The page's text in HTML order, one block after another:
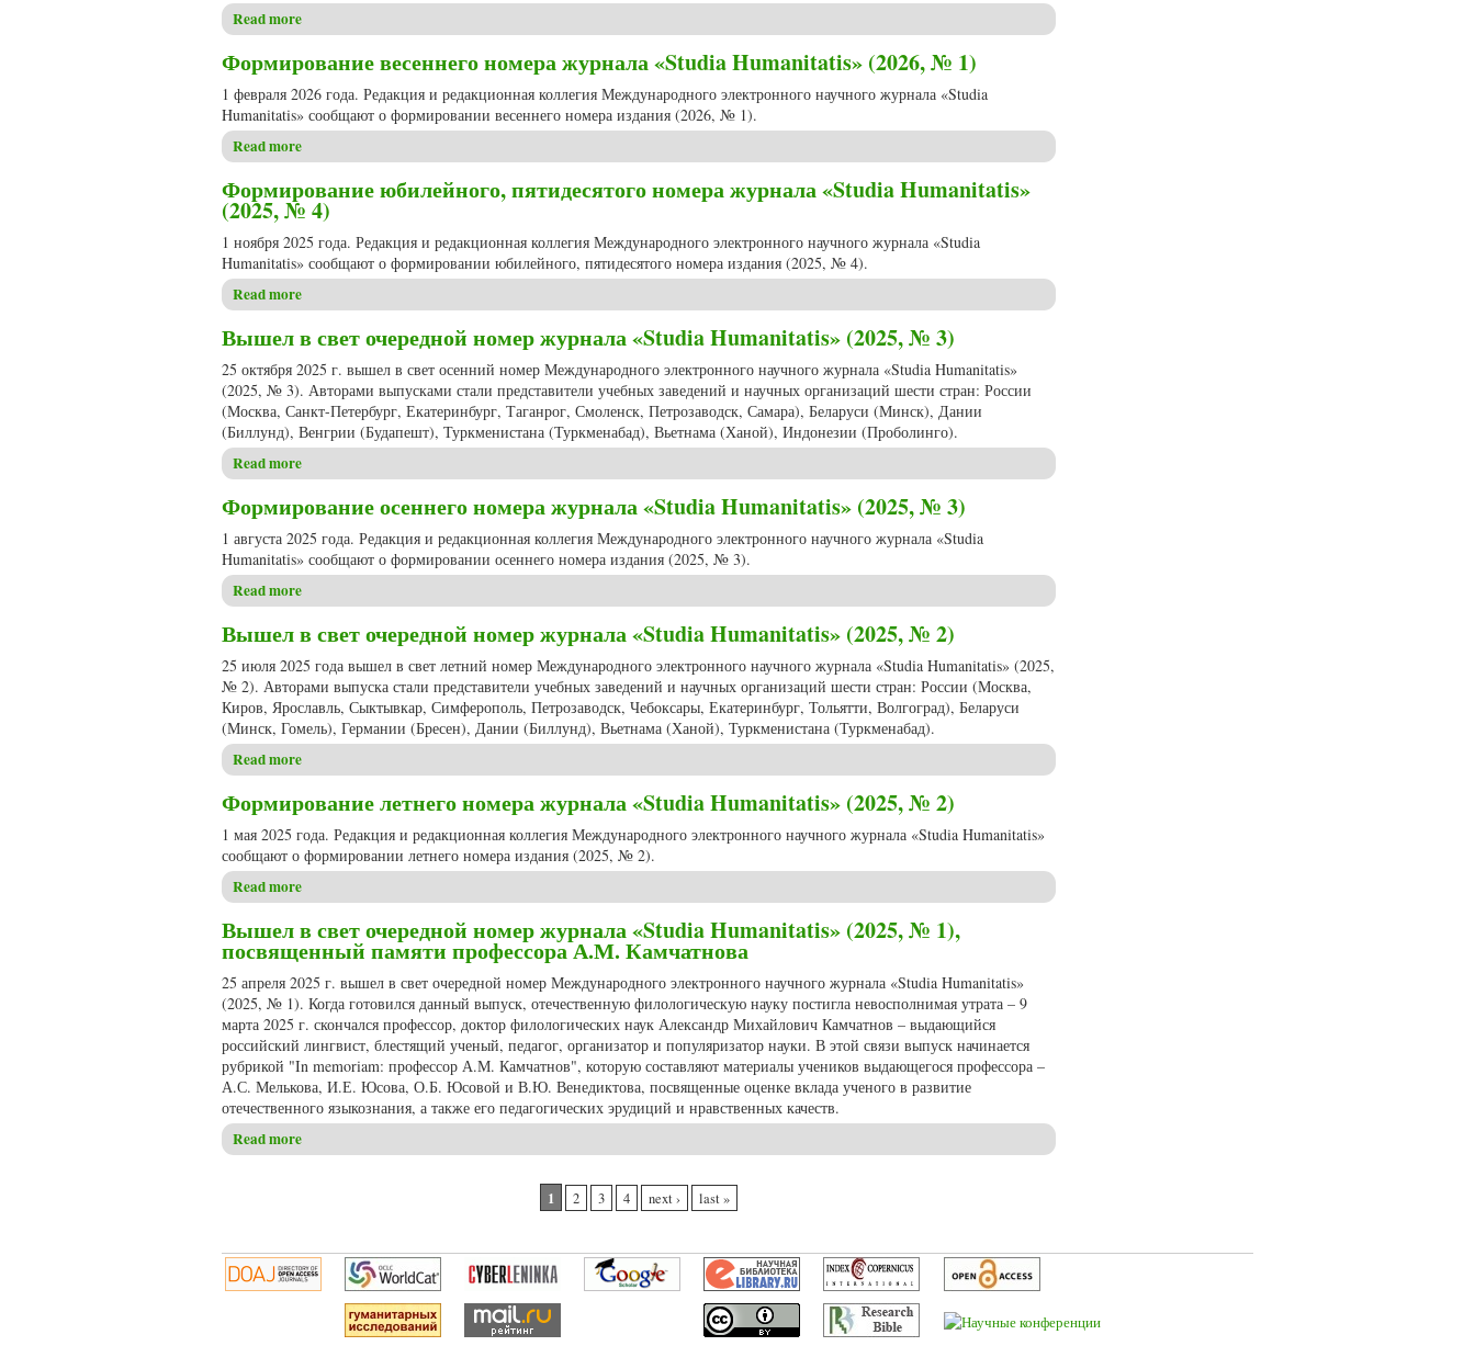
Read more
Формирование весеннего номера журнала «Studia Humanitatis» (2026, № 1)
1 февраля 2026 года. Редакция и редакционная коллегия Международного электронного научного журнала «Studia
Humanitatis» сообщают о формировании весеннего номера издания (2026, № 1).
Read more
Формирование юбилейного, пятидесятого номера журнала «Studia Humanitatis»
(2025, № 4)
1 ноября 2025 года. Редакция и редакционная коллегия Международного электронного научного журнала «Studia
Humanitatis» сообщают о формировании юбилейного, пятидесятого номера издания (2025, № 4).
Read more
Вышел в свет очередной номер журнала «Studia Humanitatis» (2025, № 3)
25 октября 2025 г. вышел в свет осенний номер Международного электронного научного журнала «Studia Humanitatis»
(2025, № 3). Авторами выпусками стали представители учебных заведений и научных организаций шести стран: России
(Москва, Санкт-Петербург, Екатеринбург, Таганрог, Смоленск, Петрозаводск, Самара), Беларуси (Минск), Дании
(Биллунд), Венгрии (Будапешт), Туркменистана (Туркменабад), Вьетнама (Ханой), Индонезии (Проболинго).
Read more
Формирование осеннего номера журнала «Studia Humanitatis» (2025, № 3)
1 августа 2025 года. Редакция и редакционная коллегия Международного электронного научного журнала «Studia
Humanitatis» сообщают о формировании осеннего номера издания (2025, № 3).
Read more
Вышел в свет очередной номер журнала «Studia Humanitatis» (2025, № 2)
25 июля 2025 года вышел в свет летний номер Международного электронного научного журнала «Studia Humanitatis» (2025,
№ 2). Авторами выпуска стали представители учебных заведений и научных организаций шести стран: России (Москва,
Киров, Ярославль, Сыктывкар, Симферополь, Петрозаводск, Чебоксары, Екатеринбург, Тольятти, Волгоград), Беларуси
(Минск, Гомель), Германии (Бресен), Дании (Биллунд), Вьетнама (Ханой), Туркменистана (Туркменабад).
Read more
Формирование летнего номера журнала «Studia Humanitatis» (2025, № 2)
1 мая 2025 года. Редакция и редакционная коллегия Международного электронного научного журнала «Studia Humanitatis»
сообщают о формировании летнего номера издания (2025, № 2).
Read more
Вышел в свет очередной номер журнала «Studia Humanitatis» (2025, № 1),
посвященный памяти профессора А.М. Камчатнова
25 апреля 2025 г. вышел в свет очередной номер Международного электронного научного журнала «Studia Humanitatis»
(2025, № 1). Когда готовился данный выпуск, отечественную филологическую науку постигла невосполнимая утрата – 9
марта 2025 г. скончался профессор, доктор филологических наук Александр Михайлович Камчатнов – выдающийся
российский лингвист, блестящий ученый, педагог, организатор и популяризатор науки. В этой связи выпуск начинается
рубрикой "In memoriam: профессор А.М. Камчатнов", которую составляют материалы учеников выдающегося профессора –
А.С. Мелькова, И.Е. Юсова, О.Б. Юсовой и В.Ю. Венедиктова, посвященные оценке вклада ученого в развитие
отечественного языкознания, а также его педагогических эрудиций и нравственных качеств.
Read more
1 2 3 4 next › last »